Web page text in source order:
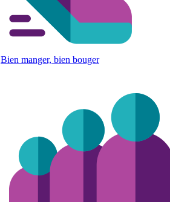
Bien manger, bien bouger